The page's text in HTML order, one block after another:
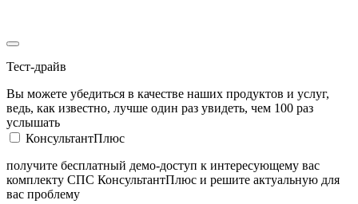
Тест-драйв
Вы можете убедиться в качестве наших продуктов и услуг,
ведь, как известно, лучше один раз увидеть, чем 100 раз
услышать
КонсультантПлюс
получите бесплатный демо-доступ к интересующему вас
комплекту СПС КонсультантПлюс и решите актуальную для
вас проблему